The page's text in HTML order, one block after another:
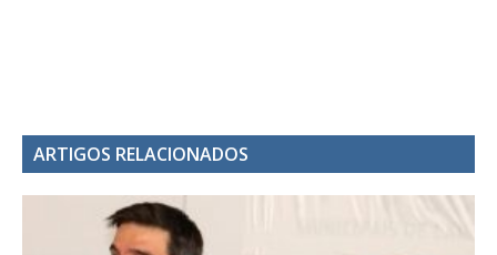
ARTIGOS RELACIONADOS